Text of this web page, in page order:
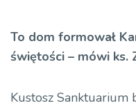
To dom formował
świętości – mówi ks.
Kustosz Sanktuarium